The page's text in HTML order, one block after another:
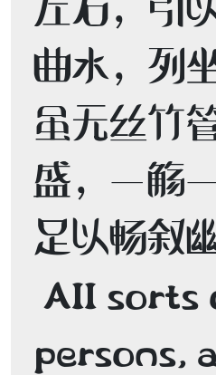
左右，引
曲水，列
虽无丝竹
盛，一觞
足以畅叙
persons,